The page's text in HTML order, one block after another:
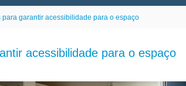
para garantir acessibilidade para o espaço
acessibilidade para o espaço